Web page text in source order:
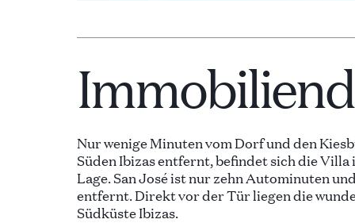
Nur wenige Minuten vom Dorf und den
Süden Ibizas entfernt, befindet sich die
Lage. San José ist nur zehn Autominuten
entfernt. Direkt vor der Tür liegen die
Südküste Ibizas.